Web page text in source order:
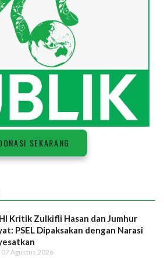
SEKARANG
Kritik Zulkifli Hasan dan Jumhur
PSEL Dipaksakan dengan Narasi
Agustus 2026